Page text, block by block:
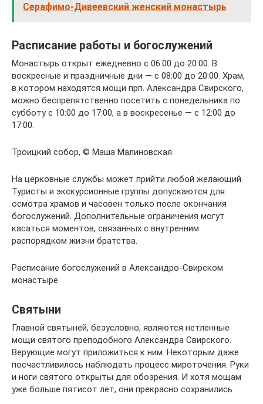
Серафимо-Дивеевский женский монастырь
Расписание работы и богослужений
Монастырь открыт ежедневно с 06:00 до 20:00. В
воскресные и праздничные дни — с 08:00 до 20:00. Храм,
в котором находятся мощи прп. Александра Свирского,
можно беспрепятственно посетить с понедельника по
субботу с 10:00 до 17:00, а в воскресенье — с 12:00 до
17:00.
Троицкий собор, © Маша Малиновская
На церковные службы может прийти любой желающий.
Туристы и экскурсионные группы допускаются для
осмотра храмов и часовен только после окончания
богослужений. Дополнительные ограничения могут
касаться моментов, связанных с внутренним
распорядком жизни братства.
Расписание богослужений в Александро-Свирском
монастыре
Святыни
Главной святыней, безусловно, являются нетленные
мощи святого преподобного Александра Свирского.
Верующие могут приложиться к ним. Некоторым даже
посчастливилось наблюдать процесс мироточения. Руки
и ноги святого открыты для обозрения. И хотя мощам
уже больше пятисот лет, они прекрасно сохранились.